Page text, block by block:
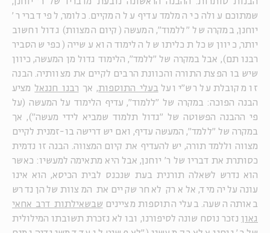
שמתוכם עולה כי המלמד עדיף על המקיים. כלומר, לפי דברי ר'
יוחנן, במקרה של "ללמוד", המעשה (קיום המצוות) גדול וחשוב
יותר, כיוון שכל תכליתו של הלימוד הוא עשייה (כפי שהסביר
רבנו תם), אבל במקרה של "ללמד", הלימוד גדול מן המעשה, כיוון
שיש בו הפצת התורה והכוונת הרבים לקיים את מצוותיה. הבנה
זו מקובלת על רש"י ועל בעלי התוספות, אך רבנו חננאל מציע
הבנה הפוכה: במקרה של "ללמוד", עדיף הלימוד על המעשה (על
פי ההבנה הפשוטה של "גדול תלמוד שמביא לידי מעשה"), אך
במקרה של "ללמד", המעשה עדיף, ואם יש דרישה בו-זמנית לקיים
מצווה וללמד תורה, יש להעדיף את קיום המצווה. הבנה זו נדמית
כסותרת את דבריו של ר' יוחנן, אבל היא מתאימה למעשיו: כאשר
הוא נדרש לשאלה תורנית בעת שנכנס לבית הכיסא, הוא אינו
עונה עליה מיד, אלא רק לאחר שקיים את המצוות שלהן נדרש
באותה השעה. בעלי התוספות מציינים שבשאילתות דרב אחאי
גאון נזכר נוסח שונה לסיפורנו, ובו לא נזכרת תשובתו המילולית